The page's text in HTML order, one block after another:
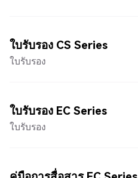
ใบรับรอง CS Series
ใบรับรอง
ใบรับรอง EC Series
ใบรับรอง